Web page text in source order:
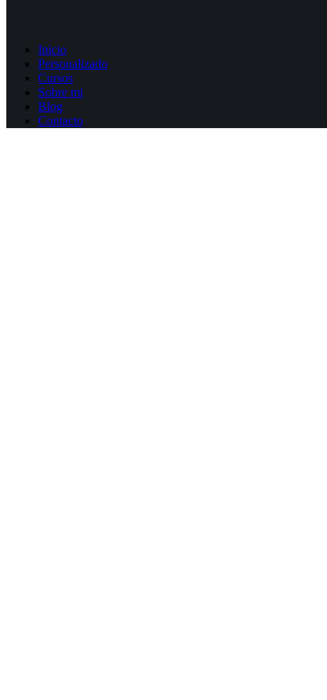
Inicio
Personalizado
Cursos
Sobre mi
Blog
Contacto